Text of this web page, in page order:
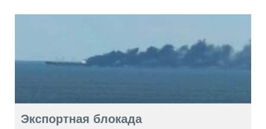
Экспортная блокада